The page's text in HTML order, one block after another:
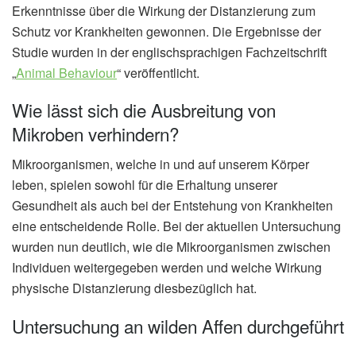
Erkenntnisse über die Wirkung der Distanzierung zum
Schutz vor Krankheiten gewonnen. Die Ergebnisse der
Studie wurden in der englischsprachigen Fachzeitschrift
„Animal Behaviour“ veröffentlicht.
Wie lässt sich die Ausbreitung von
Mikroben verhindern?
Mikroorganismen, welche in und auf unserem Körper
leben, spielen sowohl für die Erhaltung unserer
Gesundheit als auch bei der Entstehung von Krankheiten
eine entscheidende Rolle. Bei der aktuellen Untersuchung
wurden nun deutlich, wie die Mikroorganismen zwischen
Individuen weitergegeben werden und welche Wirkung
physische Distanzierung diesbezüglich hat.
Untersuchung an wilden Affen durchgeführt